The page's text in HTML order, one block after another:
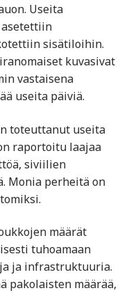
Useita
sisätiloihin.
kuvasivat
vastaisena
useita päiviä.
toteuttanut useita
raportoitu laajaa
siviilien
Monia perheitä on
määrät
tuhoamaan
ja infrastruktuuria.
pakolaisten määrää,